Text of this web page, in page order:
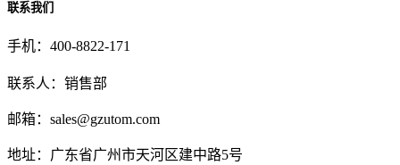
联系我们
手机：400-8822-171
联系人：销售部
邮箱：sales@gzutom.com
地址：广东省广州市天河区建中路5号